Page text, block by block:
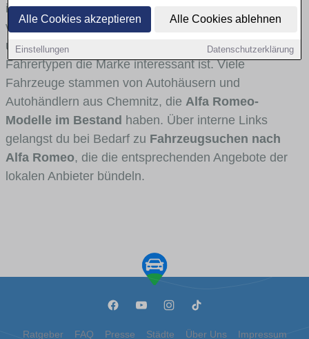
Alle Cookies akzeptieren Alle Cookies ablehnen
Einstellungen Datenschutzerklärung
in welchen Fahrzeugklassen Alfa Romeo stark
vertreten ist, welche Modellreihen häufig im Stadt-
und Umlandverkehr zu sehen sind und für welche
Fahrertypen die Marke interessant ist. Viele
Fahrzeuge stammen von Autohäusern und
Autohändlern aus Chemnitz, die Alfa Romeo-
Modelle im Bestand haben. Über interne Links
gelangst du bei Bedarf zu Fahrzeugsuchen nach
Alfa Romeo, die die entsprechenden Angebote der
lokalen Anbieter bündeln.
Ratgeber FAQ Presse Städte Über Uns Impressum